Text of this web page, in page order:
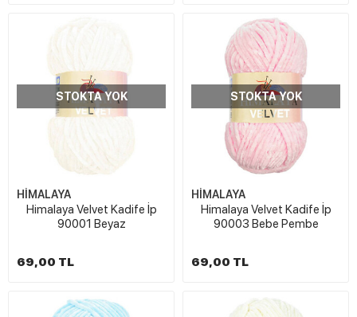
STOKTA YOK
HİMALAYA
Himalaya Velvet Kadife İp
90001 Beyaz
69,00 TL
STOKTA YOK
HİMALAYA
Himalaya Velvet Kadife İp
90003 Bebe Pembe
69,00 TL